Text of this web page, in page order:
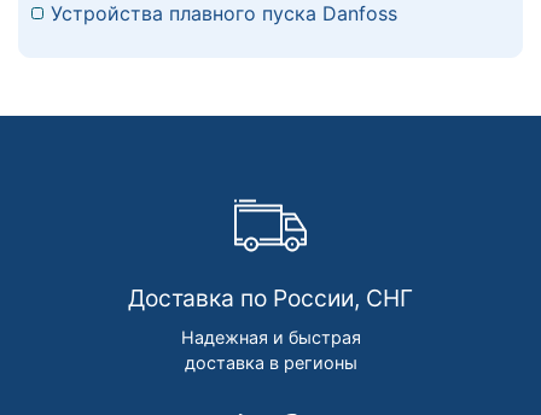
Устройства плавного пуска Danfoss
Доставка по России, СНГ
Надежная и быстрая
доставка в регионы